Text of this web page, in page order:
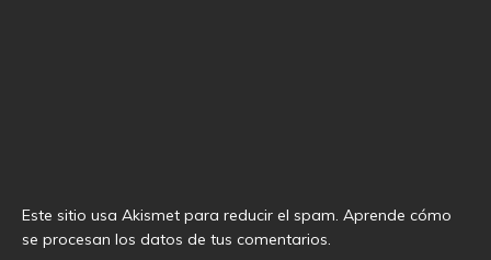
Este sitio usa Akismet para reducir el spam. Aprende cómo
se procesan los datos de tus comentarios.